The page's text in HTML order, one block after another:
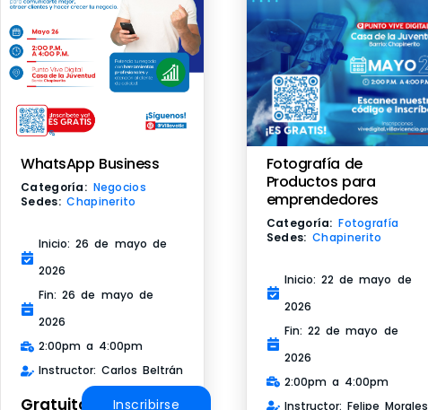
WhatsApp Business
Categoría: Negocios
Sedes:Chapinerito
Inicio: 26 de mayo de
2026
Fin: 26 de mayo de
2026
2:00pm a 4:00pm
Instructor: Carlos Beltrán
Gratuito Inscribirse
Fotografía de
Productos para
emprendedores
Categoría:Fotografía
Sedes:Chapinerito
Inicio: 22 de mayo de
2026
Fin: 22 de mayo de
2026
2:00pm a 4:00pm
Instructor: Felipe Morales